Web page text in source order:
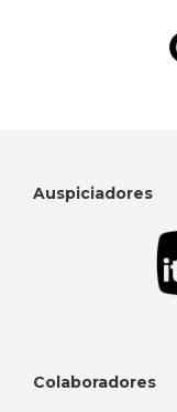
Auspiciadores
Colaboradores